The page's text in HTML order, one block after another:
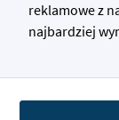
reklamowe z
najbardziej